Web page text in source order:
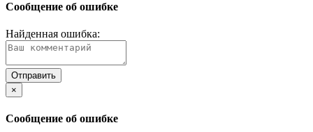
Сообщение об ошибке
Найденная ошибка:
×
Сообщение об ошибке